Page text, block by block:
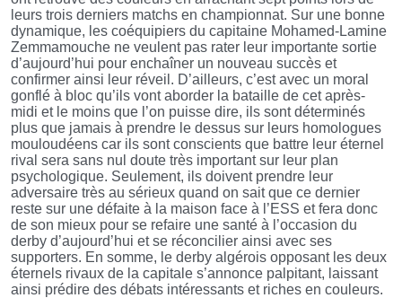
leurs trois derniers matchs en championnat. Sur une bonne
dynamique, les coéquipiers du capitaine Mohamed-Lamine
Zemmamouche ne veulent pas rater leur importante sortie
d’aujourd’hui pour enchaîner un nouveau succès et
confirmer ainsi leur réveil. D’ailleurs, c’est avec un moral
gonflé à bloc qu’ils vont aborder la bataille de cet après-
midi et le moins que l’on puisse dire, ils sont déterminés
plus que jamais à prendre le dessus sur leurs homologues
mouloudéens car ils sont conscients que battre leur éternel
rival sera sans nul doute très important sur leur plan
psychologique. Seulement, ils doivent prendre leur
adversaire très au sérieux quand on sait que ce dernier
reste sur une défaite à la maison face à l’ESS et fera donc
de son mieux pour se refaire une santé à l’occasion du
derby d’aujourd’hui et se réconcilier ainsi avec ses
supporters. En somme, le derby algérois opposant les deux
éternels rivaux de la capitale s’annonce palpitant, laissant
ainsi prédire des débats intéressants et riches en couleurs.